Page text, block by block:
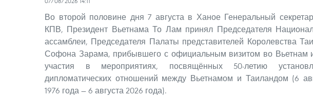
Во второй половине дня 7 августа в Ханое Генеральный
КПВ, Президент Вьетнама То Лам принял Председателя
ассамблеи, Председателя Палаты представителей Королевства
Софона Зарама, прибывшего с официальным визитом во Вьетнам
участия в мероприятиях, посвящённых 50-летию
дипломатических отношений между Вьетнамом и Таиландом (6
1976 года — 6 августа 2026 года).